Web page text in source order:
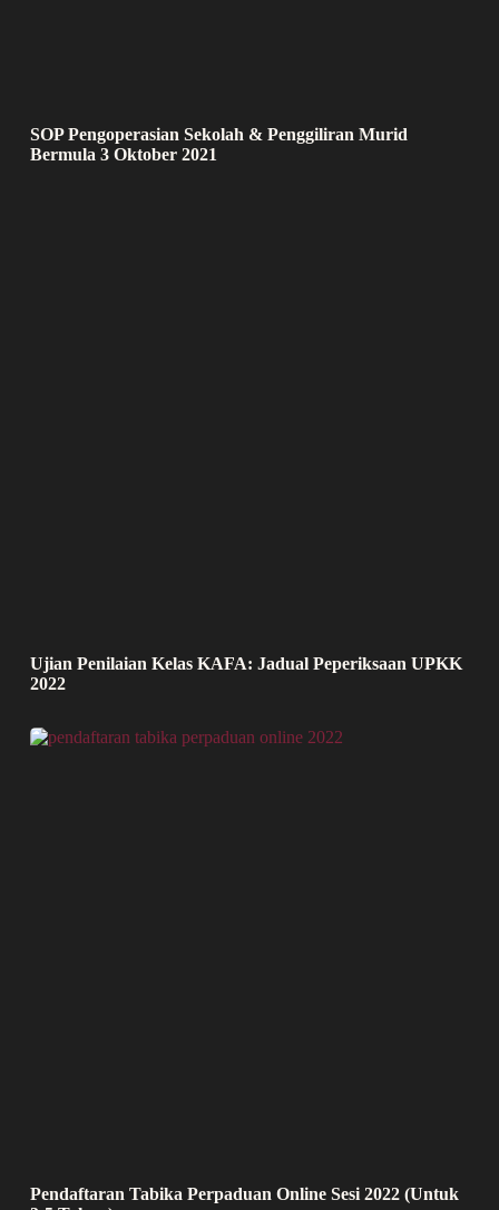
SOP Pengoperasian Sekolah & Penggiliran Murid
Bermula 3 Oktober 2021
Ujian Penilaian Kelas KAFA: Jadual Peperiksaan UPKK
2022
Pendaftaran Tabika Perpaduan Online Sesi 2022 (Untuk